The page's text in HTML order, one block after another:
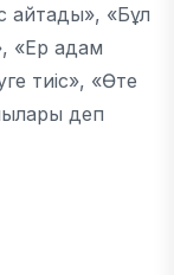
айтады», «Бұл
«Ер адам
тиіс», «Өте
деп